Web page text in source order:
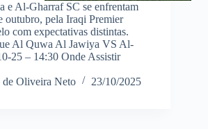
e Al-Gharraf SC se enfrentam
outubro, pela Iraqi Premier
com expectativas distintas.
Al Quwa Al Jawiya VS Al-
25 – 14:30 Onde Assistir
de Oliveira Neto
23/10/2025